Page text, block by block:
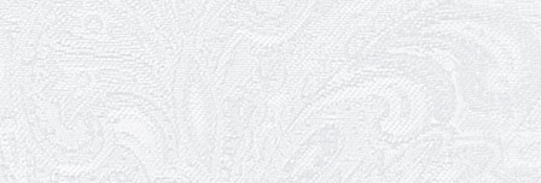
Ювілей Валентини Бородіної
13.05.2026
Конкурс на заміщення вакантних
посад
12.05.2026